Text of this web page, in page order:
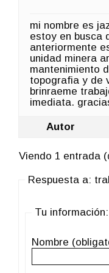
mi nombre es
estoy en busca
anteriormente
unidad minera
mantenimiento
topografia y de
brinraeme
imediata.
Autor
Viendo 1 entrada
Respuesta a:
Tu información:
Nombre